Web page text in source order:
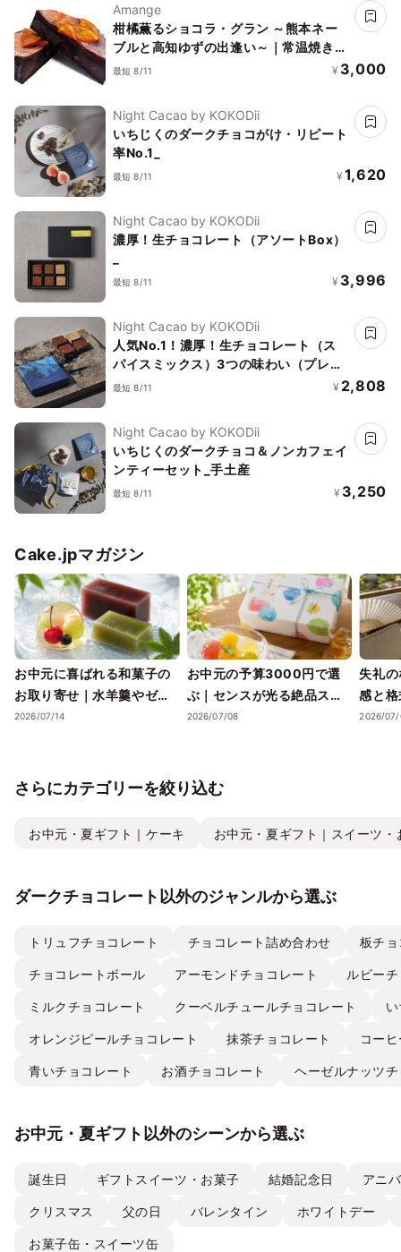
Amange
柑橘薫るショコラ・グラン ～熊本ネー
ブルと高知ゆずの出逢い～｜常温焼き菓
子
最短 8/11 ¥ 3,000
Night Cacao by KOKODii
いちじくのダークチョコがけ・リピート
率No.1_
最短 8/11 ¥ 1,620
Night Cacao by KOKODii
濃厚！生チョコレート（アソートBox）
最短 8/11 ¥ 3,996
Night Cacao by KOKODii
人気No.1！濃厚！生チョコレート（ス
パイスミックス）3つの味わい（プレー
ン/ジンジャー/チリ）をすべて楽しめる
最短 8/11 ¥ 2,808
Night Cacao by KOKODii
いちじくのダークチョコ＆ノンカフェイ
ンティーセット_手土産
最短 8/11 ¥ 3,250
Cake.jpマガジン
お中元に喜ばれる和菓子の
お取り寄せ｜水羊羹やゼリ
ーで涼を届ける夏ギフト
2026/07/14
お中元の予算3000円で選
ぶ｜センスが光る絶品スイ
ーツギフトと失敗しない選
2026/07/08
失礼
感と
ツギフ
2026/
さらにカテゴリーを絞り込む
お中元・夏ギフト｜ケーキ お中元・夏ギフト｜スイーツ・
ダークチョコレート以外のジャンルから選ぶ
トリュフチョコレート チョコレート詰め合わせ 板チ
チョコレートボール アーモンドチョコレート ルビー
ミルクチョコレート クーベルチュールチョコレート
オレンジピールチョコレート 抹茶チョコレート コー
青いチョコレート お酒チョコレート ヘーゼルナッツ
お中元・夏ギフト以外のシーンから選ぶ
誕生日 ギフトスイーツ・お菓子 結婚記念日 アニ
クリスマス 父の日 バレンタイン ホワイトデー
お菓子缶・スイーツ缶